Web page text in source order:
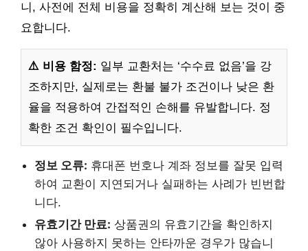
니, 사전에 전체 비용을 정확히 계산해 보는 것이 중
요합니다.
⚠️ 비용 함정: 일부 교환처는 ‘수수료 없음’을 강
조하지만, 실제로는 환불 불가 조건이나 낮은 환
율을 적용하여 간접적인 손해를 유발합니다. 정
확한 조건 확인이 필수입니다.
정보 오류: 휴대폰 번호나 계좌 정보를 잘못 입력
하여 교환이 지연되거나 실패하는 사례가 빈번합
니다.
유효기간 만료: 상품권의 유효기간을 확인하지
않아 사용하지 못하는 안타까운 경우가 많습니